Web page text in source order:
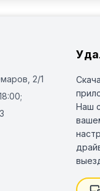
2/1
Наш